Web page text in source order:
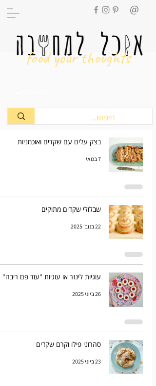
food your thoughts
בצק עלים עם שקדים ואוכמניות
7 במאי
שבלולי שקדים מתוקים
22 בנוב׳ 2025
עוגיות לינזר או עוגיות "עוד פם ריבה"
26 ביוני 2025
סהרוני פילו וקרם שקדים
23 ביוני 2025